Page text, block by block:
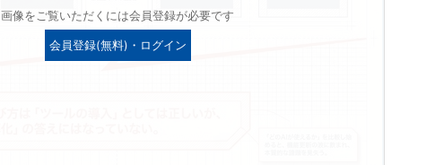
画像をご覧いただくには会員登録が必要です
会員登録(無料)・ログイン